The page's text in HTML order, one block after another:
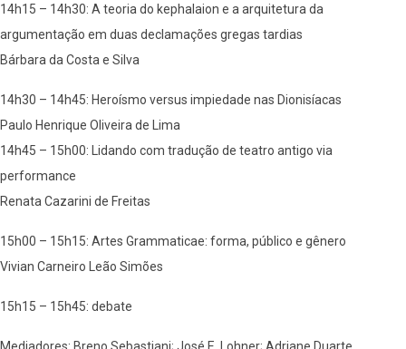
14h15 – 14h30: A teoria do kephalaion e a arquitetura da
argumentação em duas declamações gregas tardias
Bárbara da Costa e Silva
14h30 – 14h45: Heroísmo versus impiedade nas Dionisíacas
Paulo Henrique Oliveira de Lima
14h45 – 15h00: Lidando com tradução de teatro antigo via
performance
Renata Cazarini de Freitas
15h00 – 15h15: Artes Grammaticae: forma, público e gênero
Vivian Carneiro Leão Simões
15h15 – 15h45: debate
Mediadores: Breno Sebastiani; José E. Lohner; Adriane Duarte